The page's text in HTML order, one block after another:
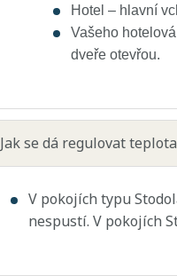
Hotel – hlavní
Vašeho
dveře otevřou.
Jak se dá regulovat
V pokojích typu
nespustí. V pokojích